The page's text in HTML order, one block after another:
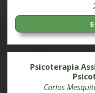
Psicoterapia
Carlos